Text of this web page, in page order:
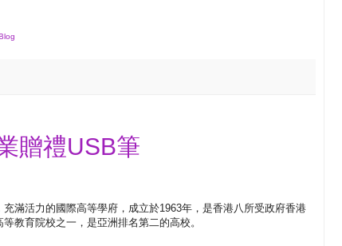
贈禮USB筆
滿活力的國際高等學府，成立於1963年，是香港八所受政府香港
教育院校之一，是亞洲排名第二的高校。